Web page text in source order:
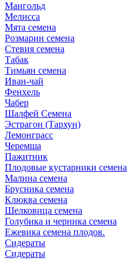
Мангольд
Мелисса
Мята семена
Розмарин семена
Стевия семена
Табак
Тимьян семена
Иван-чай
Фенхель
Чабер
Шалфей Семена
Эстрагон (Тархун)
Лемонграсс
Черемша
Пажитник
Плодовые кустарники семена
Малина семена
Брусника семена
Клюква семена
Шелковица семена
Голубика и черника семена
Ежевика семена плодов.
Сидераты
Сидераты